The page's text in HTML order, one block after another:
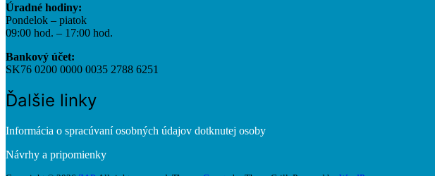
Úradné hodiny:
Pondelok – piatok
09:00 hod. – 17:00 hod.
Bankový účet:
SK76 0200 0000 0035 2788 6251
Ďalšie linky
Informácia o spracúvaní osobných údajov dotknutej osoby
Návrhy a pripomienky